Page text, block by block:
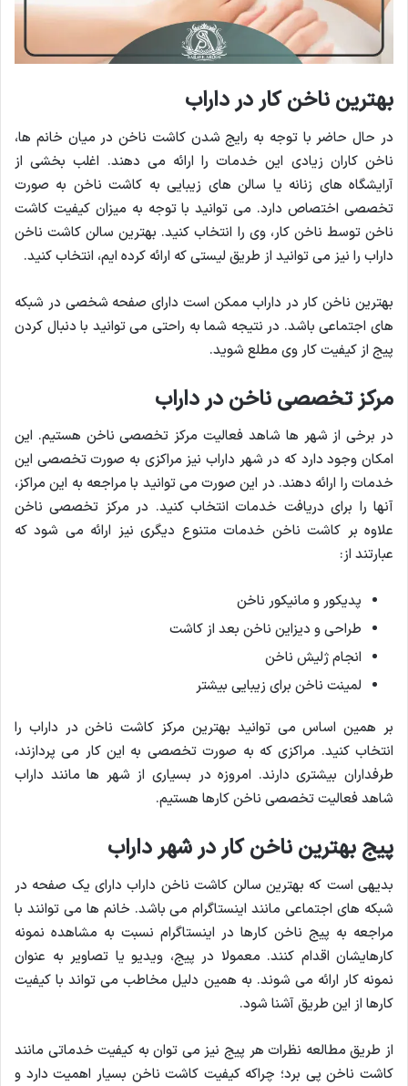
بهترین ناخن کار در داراب
در حال حاضر با توجه به رایج شدن کاشت ناخن در میان خانم ها،
ناخن کاران زیادی این خدمات را ارائه می دهند. اغلب بخشی از
آرایشگاه های زنانه یا سالن های زیبایی به کاشت ناخن به صورت
تخصصی اختصاص دارد. می توانید با توجه به میزان کیفیت کاشت
ناخن توسط ناخن کار، وی را انتخاب کنید. بهترین سالن کاشت ناخن
داراب را نیز می توانید از طریق لیستی که ارائه کرده ایم، انتخاب کنید.
بهترین ناخن کار در داراب ممکن است دارای صفحه شخصی در شبکه
های اجتماعی باشد. در نتیجه شما به راحتی می توانید با دنبال کردن
پیج از کیفیت کار وی مطلع شوید.
مرکز تخصصی ناخن در داراب
در برخی از شهر ها شاهد فعالیت مرکز تخصصی ناخن هستیم. این
امکان وجود دارد که در شهر داراب نیز مراکزی به صورت تخصصی این
خدمات را ارائه دهند. در این صورت می توانید با مراجعه به این مراکز،
آنها را برای دریافت خدمات انتخاب کنید. در مرکز تخصصی ناخن
علاوه بر کاشت ناخن خدمات متنوع دیگری نیز ارائه می شود که
عبارتند از:
پدیکور و مانیکور ناخن
طراحی و دیزاین ناخن بعد از کاشت
انجام ژلیش ناخن
لمینت ناخن برای زیبایی بیشتر
بر همین اساس می توانید بهترین مرکز کاشت ناخن در داراب را
انتخاب کنید. مراکزی که به صورت تخصصی به این کار می پردازند،
طرفداران بیشتری دارند. امروزه در بسیاری از شهر ها مانند داراب
شاهد فعالیت تخصصی ناخن کارها هستیم.
پیج بهترین ناخن کار در شهر داراب
بدیهی است که بهترین سالن کاشت ناخن داراب دارای یک صفحه در
شبکه های اجتماعی مانند اینستاگرام می باشد. خانم ها می توانند با
مراجعه به پیج ناخن کارها در اینستاگرام نسبت به مشاهده نمونه
کارهایشان اقدام کنند. معمولا در پیج، ویدیو یا تصاویر به عنوان
نمونه کار ارائه می شوند. به همین دلیل مخاطب می تواند با کیفیت
کارها از این طریق آشنا شود.
از طریق مطالعه نظرات هر پیج نیز می توان به کیفیت خدماتی مانند
کاشت ناخن پی برد؛ چراکه کیفیت کاشت ناخن بسیار اهمیت دارد و